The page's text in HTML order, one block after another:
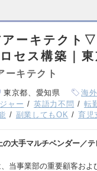
ーキテクト▽
セス構築｜東
ーキテクト
東京都、愛知県 海
ャー 英語力不問 転
副業してもOK 育児
大手マルチベンダー／
当事業部の重要顧客およ